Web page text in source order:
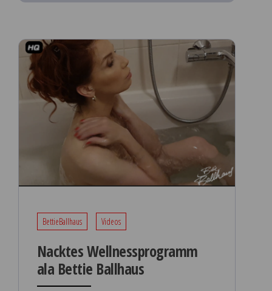
BettieBallhaus Videos
Nacktes Wellnessprogramm
ala Bettie Ballhaus